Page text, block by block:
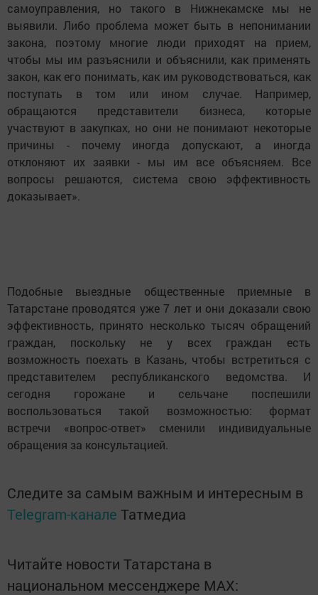
самоуправления, но такого в Нижнекамске мы не
выявили. Либо проблема может быть в непонимании
закона, поэтому многие люди приходят на прием,
чтобы мы им разъяснили и объяснили, как применять
закон, как его понимать, как им руководствоваться, как
поступать в том или ином случае. Например,
обращаются представители бизнеса, которые
участвуют в закупках, но они не понимают некоторые
причины - почему иногда допускают, а иногда
отклоняют их заявки - мы им все объясняем. Все
вопросы решаются, система свою эффективность
доказывает».
Подобные выездные общественные приемные в
Татарстане проводятся уже 7 лет и они доказали свою
эффективность, принято несколько тысяч обращений
граждан, поскольку не у всех граждан есть
возможность поехать в Казань, чтобы встретиться с
представителем республиканского ведомства. И
сегодня горожане и сельчане поспешили
воспользоваться такой возможностью: формат
встречи «вопрос-ответ» сменили индивидуальные
обращения за консультацией.
Следите за самым важным и интересным в
Telegram-канале Татмедиа
Читайте новости Татарстана в
национальном мессенджере MАХ: